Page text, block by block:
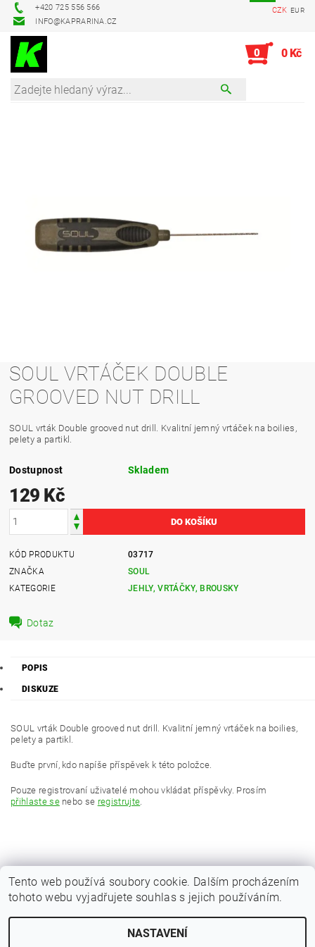
+420 725 556 566
INFO@KAPRARINA.CZ
CZK EUR
0 0 Kč
SOUL VRTÁČEK DOUBLE
GROOVED NUT DRILL
SOUL vrták Double grooved nut drill. Kvalitní jemný vrtáček na boilies,
pelety a partikl.
Dostupnost Skladem
129 Kč
KÓD PRODUKTU
03717
ZNAČKA
SOUL
KATEGORIE
JEHLY, VRTÁČKY, BROUSKY
Dotaz
POPIS
DISKUZE
SOUL vrták Double grooved nut drill. Kvalitní jemný vrtáček na boilies,
pelety a partikl.
Buďte první, kdo napíše příspěvek k této položce.
Pouze registrovaní uživatelé mohou vkládat příspěvky. Prosím
přihlaste senebo se registrujte.
Zboží.cz Heureka.cz
Tento web používá soubory cookie. Dalším procházením
tohoto webu vyjadřujete souhlas s jejich používáním.
NASTAVENÍ